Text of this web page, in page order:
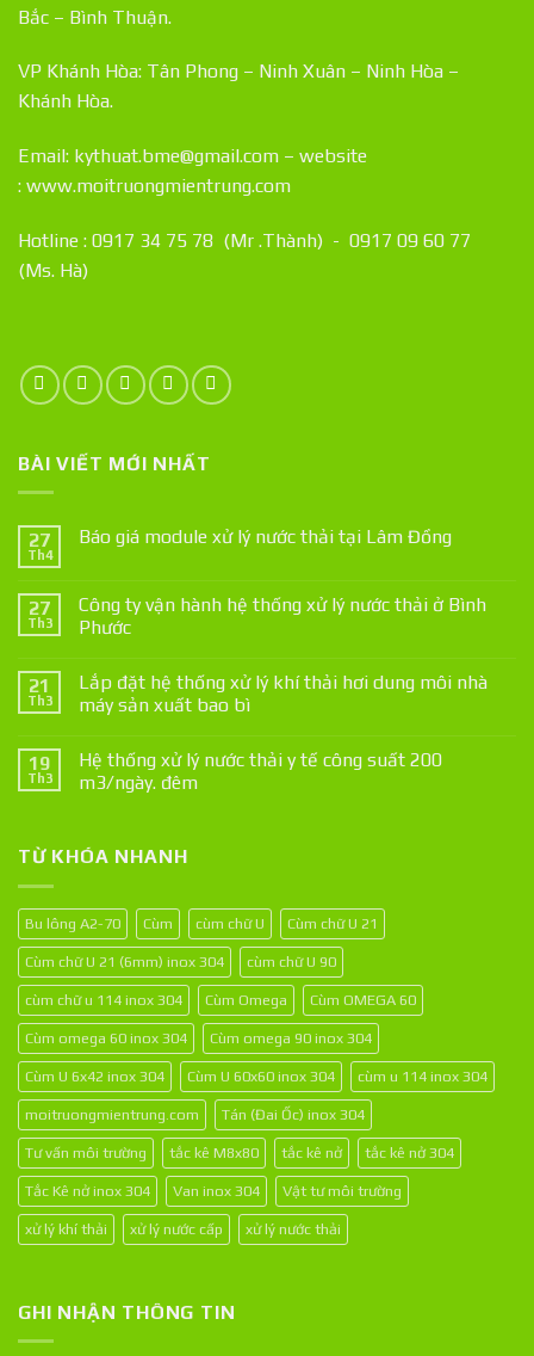
Bắc – Bình Thuận.
VP Khánh Hòa: Tân Phong – Ninh Xuân – Ninh Hòa –
Khánh Hòa.
Email: kythuat.bme@gmail.com – website
: www.moitruongmientrung.com
Hotline : 0917 34 75 78 (Mr .Thành) - 0917 09 60 77
(Ms. Hà)
BÀI VIẾT MỚI NHẤT
27
Th4
Báo giá module xử lý nước thải tại Lâm Đồng
27
Th3
Công ty vận hành hệ thống xử lý nước thải ở Bình
Phước
21
Th3
Lắp đặt hệ thống xử lý khí thải hơi dung môi nhà
máy sản xuất bao bì
19
Th3
Hệ thống xử lý nước thải y tế công suất 200
m3/ngày. đêm
TỪ KHÓA NHANH
Bu lông A2-70 Cùm cùm chữ U Cùm chữ U 21
Cùm chữ U 21 (6mm) inox 304 cùm chữ U 90
cùm chữ u 114 inox 304 Cùm Omega Cùm OMEGA 60
Cùm omega 60 inox 304 Cùm omega 90 inox 304
Cùm U 6x42 inox 304 Cùm U 60x60 inox 304 cùm u 114 inox 304
moitruongmientrung.com Tán (Đai Ốc) inox 304
Tư vấn môi trường tắc kê M8x80 tắc kê nở tắc kê nở 304
Tắc Kê nở inox 304 Van inox 304 Vật tư môi trường
xử lý khí thải xử lý nước cấp xử lý nước thải
GHI NHẬN THÔNG TIN